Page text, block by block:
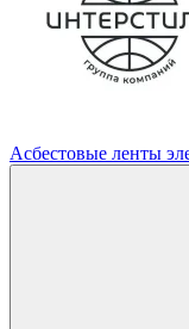
Асбестовые ленты